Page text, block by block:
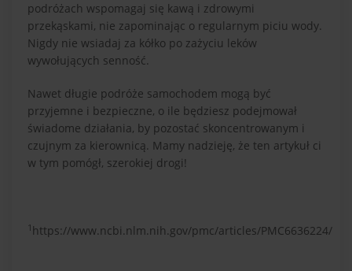
podróżach wspomagaj się kawą i zdrowymi
przekąskami, nie zapominając o regularnym piciu wody.
Nigdy nie wsiadaj za kółko po zażyciu leków
wywołujących senność.
Nawet długie podróże samochodem mogą być
przyjemne i bezpieczne, o ile będziesz podejmował
świadome działania, by pozostać skoncentrowanym i
czujnym za kierownicą. Mamy nadzieję, że ten artykuł ci
w tym pomógł, szerokiej drogi!
1 https://www.ncbi.nlm.nih.gov/pmc/articles/PMC6636224/